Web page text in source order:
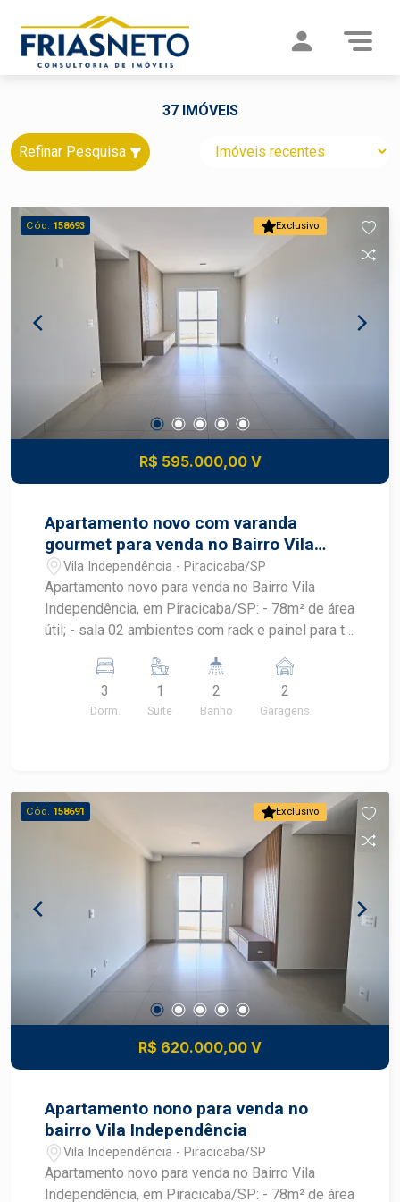
37 IMÓVEIS
Refinar Pesquisa
Exclusivo
Cód. 158693
R$ 595.000,00 V
Apartamento novo com varanda
gourmet para venda no Bairro Vila
Independência
Vila Independência - Piracicaba/SP
Apartamento novo para venda no Bairro Vila
Independência, em Piracicaba/SP: - 78m² de área
útil; - sala 02 ambientes com rack e painel para tv;
armário planejado; - 03 dormitórios todos com
armário embutido, sendo 01 suíte; - 02 banheiros
com cuba: social e da suíte; - Varanda gourmet
Piscina na cobertura com vista incrível para a
cidade, perfeito para relaxar e socializar.
Localização: próximo a serviços, transporte
público, comércios e com fácil acesso a
principais vias da cidade.
3
Dorm.
1
Suite
2
Banho
2
Garagens
Exclusivo
Cód. 158691
R$ 620.000,00 V
Apartamento nono para venda no
bairro Vila Independência
Vila Independência - Piracicaba/SP
Apartamento novo para venda no Bairro Vila
Independência, em Piracicaba/SP: - 78m² de área